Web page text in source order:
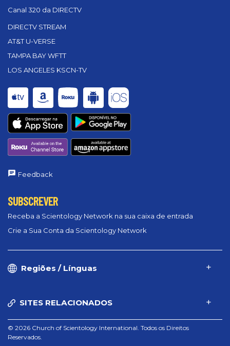
Canal 320 da DIRECTV
DIRECTV STREAM
AT&T U-VERSE
TAMPA BAY WFTT
LOS ANGELES KSCN-TV
Feedback
SUBSCREVER
Receba a Scientology Network na sua caixa de entrada
Crie a Sua Conta da Scientology Network
Regiões / Línguas
SITES RELACIONADOS
© 2026 Church of Scientology International. Todos os Direitos
Reservados.